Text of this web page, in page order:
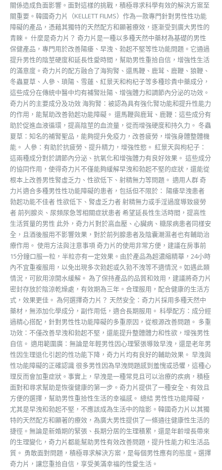
關係造成負面影響。面對這樣的挑戰，積極尋求科學有效的解決方案至
關重要。韓國奇力片（KELLETT FILMS）作為一款專門針對男性性功能
障礙的產品，憑藉其獨特的天然配方和顯著療效，逐漸受到廣大男性的
青睞。 什麼是奇力片？ 奇力片是一種以多種天然中藥材為基礎的男性
保健產品，專門用於改善陽痿、早洩、勃起不堅等性功能問題。它通過
提升男性的陰莖硬度和延長性愛時間，幫助男性重拾自信，增強性生活
的滿意度。奇力片的配方融合了海狗腎、還馬鞭、鹿茸、鹿鞭、狼鞭、
冬蟲夏草、人參、瑣陽、雪蓮、紅景天和枸杞子等多種珍貴中藥成分，
這些成分在傳統中醫中均有補腎壯陽、增強體力和調節內分泌的功效。
奇力片的主要成分及功效 海狗腎：被認為具有強化腎功能和提升性能力
的作用，能幫助改善勃起功能障礙。 還馬鞭與鹿茸、鹿鞭：這些成分有
助於促進血液循環，提高陰莖的血流量，從而增強硬度和持久力。 冬蟲
夏草：知名的補腎聖品，能夠提升免疫力，改善疲勞，增強身體整體機
能。 人參：有助於抗疲勞、提升精力，增強性慾。 紅景天與枸杞子：
這兩種成分對於調節內分泌、抗氧化和增強體力有良好效果。 這些成分
的協同作用，使得奇力片不僅能夠緩解早洩和勃起不堅的症狀，還能從
根本上改善男性腎虛乏力、性欲低下、射精無力等問題。 適用人群 奇
力片適合多種男性性功能障礙的患者，包括但不限於： 陽痿早洩患者
勃起功能不佳者 性欲低下、腎虛乏力者 射精無力或手淫過度導致疲勞
者 前列腺炎、尿頻尿急等相關症狀患者 希望延長性生活時間，提高性
生活質量的男性 此外，奇力片對於高血壓、心臟病、糖尿病患者同樣安
全，且酒後服用不影響效果，對於前列腺患者及陰囊潮濕者也有輔助治
療作用。 使用方法與注意事項 奇力片的使用非常方便，建議在房事前
15分鐘口服一粒，半粒亦有一定效果。由於產品為超濃縮精華，24小時
內不宜重複服用，以免出現多次勃起或久勃不洩等不適情況。如遇此類
情況，可飲用涼開水緩解。 為了保持產品的品質和效用，建議將奇力片
密封存放於陰涼乾燥處，有效期為三年。合理服用，配合健康的生活方
式，效果更佳。 為何選擇奇力片？ 天然安全：奇力片採用多種天然中
藥材，無添加化學成分，副作用低，適合長期服用。 科學配方：成分經
過精心搭配，針對男性性功能障礙的多重原因，從根源改善問題。 多重
功效：不僅改善早洩和勃起不堅，還能提升整體體力和性欲，增強男性
自信。 適用範圍廣：無論是年輕男性因心理緊張導致早洩，還是老年男
性因生理退化引起的性功能下降，奇力片均有良好的輔助效果。 早洩與
性功能障礙的正確認識 很多男性因為早洩問題感到羞愧或恐懼，這種心
理反而會加重症狀。事實上，早洩是一種常見且可以治療的疾病，積極
面對和尋求幫助是恢復健康的第一步。奇力片提供了一種安全、有效且
方便的選擇，幫助男性重拾性生活的幸福感。 總結 男性性功能障礙，
尤其是早洩和勃起不堅，不應該成為生活中的陰影。韓國奇力片以其獨
特的天然配方和顯著的療效，為廣大男性提供了一條通往健康性生活的
捷徑。無論是新婚期的緊張、長期分居的生理積累，還是年齡增長帶來
的生理變化，奇力片都能幫助男性有效改善問題，提升性能力和生活品
質。 勇敢面對問題，積極尋求解決方案，是每個男性應有的態度。選擇
奇力片，讓您重拾自信，享受美滿幸福的性愛生活。